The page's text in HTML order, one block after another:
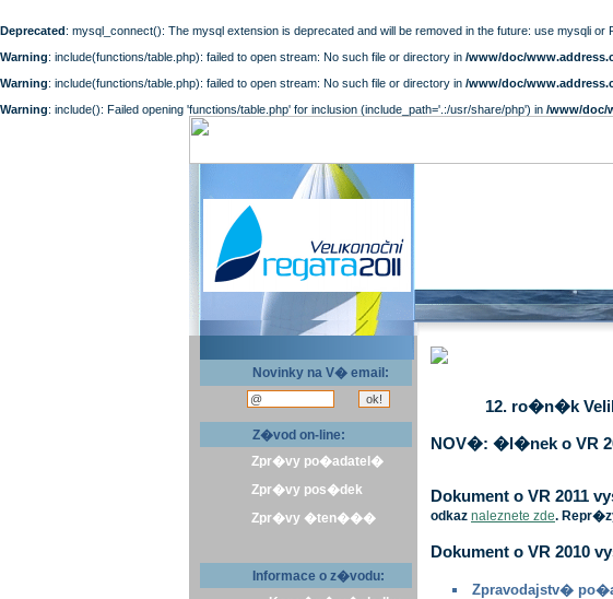
Deprecated: mysql_connect(): The mysql extension is deprecated and will be removed in the future: use mysqli or
Warning: include(functions/table.php): failed to open stream: No such file or directory in /www/doc/
Warning: include(functions/table.php): failed to open stream: No such file or directory in /www/doc/
Warning: include(): Failed opening 'functions/table.php' for inclusion (include_path='.:/usr/share/php') in /www/doc/
Novinky na V� email:
Z�vod on-line:
Zpr�vy po�adatel�
Zpr�vy pos�dek
Zpr�vy �ten���
Informace o z�vodu:
12. ro�n�k
NOV�: �l�nek o VR
Dokument o VR 2011
odkaz naleznete zde.
Dokument o VR 2010
Zpravodajstv�